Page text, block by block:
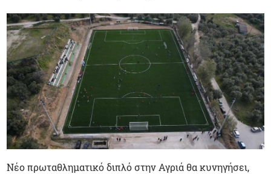
Νέο πρωταθληματικό διπλό στην Αγριά θα κυνηγήσει,